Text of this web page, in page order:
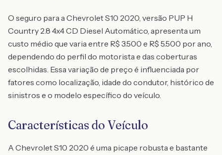
O seguro para a Chevrolet S10 2020, versão PUP H
Country 2.8 4x4 CD Diesel Automático, apresenta um
custo médio que varia entre R$ 3.500 e R$ 5.500 por ano,
dependendo do perfil do motorista e das coberturas
escolhidas. Essa variação de preço é influenciada por
fatores como localização, idade do condutor, histórico de
sinistros e o modelo específico do veículo.
Características do Veículo
A Chevrolet S10 2020 é uma picape robusta e bastante